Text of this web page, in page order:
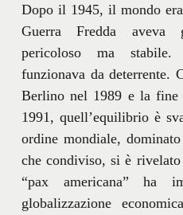
Dopo il 1945, il mondo
Guerra Fredda aveva
pericoloso ma
funzionava da deterrente.
Berlino nel 1989 e la fine
1991, quell’equilibrio è
ordine mondiale,
che condiviso, si è
“pax americana” ha
globalizzazione